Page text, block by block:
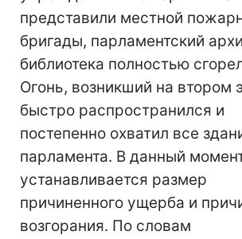
представили местной
бригады, парламентский
библиотека полностью
Огонь, возникший на втором
быстро распространился и
постепенно охватил все
парламента. В данный
устанавливается размер
причиненного ущерба и
возгорания. По словам